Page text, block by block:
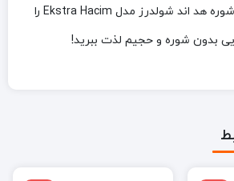
همین حالا شامپو ضد شوره هد اند شولدرز مدل Ekstra Hacim را
بدون شوره و حجیم لذت ببرید!